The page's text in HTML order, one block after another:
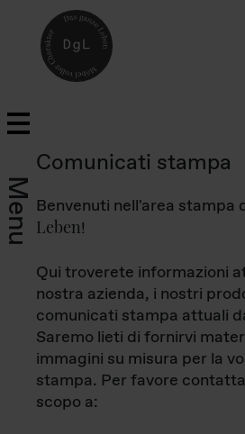
Menu
Comunicati stampa
Benvenuti nell'area stampa
Leben!
Qui troverete informazioni
nostra azienda, i nostri
comunicati stampa attuali
Saremo lieti di fornirvi
immagini su misura per la
stampa. Per favore
scopo a: